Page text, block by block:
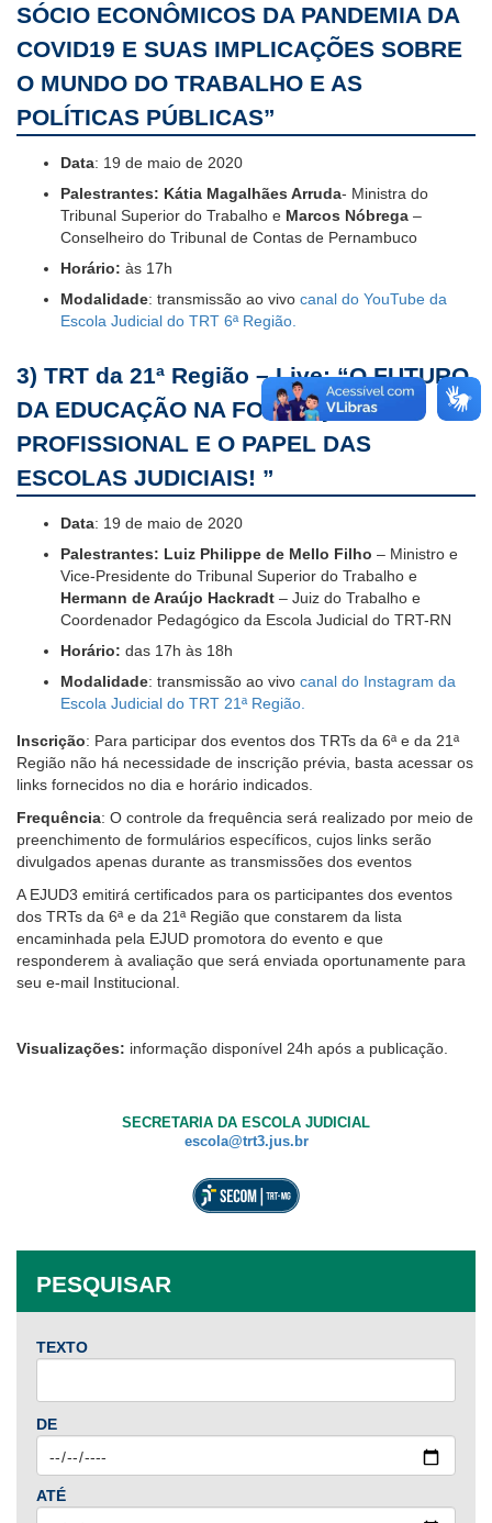
SÓCIO ECONÔMICOS DA PANDEMIA DA
COVID19 E SUAS IMPLICAÇÕES SOBRE
O MUNDO DO TRABALHO E AS
POLÍTICAS PÚBLICAS”
Data: 19 de maio de 2020
Palestrantes: Kátia Magalhães Arruda- Ministra do
Tribunal Superior do Trabalho e Marcos Nóbrega –
Conselheiro do Tribunal de Contas de Pernambuco
Horário: às 17h
Modalidade: transmissão ao vivo canal do YouTube da
Escola Judicial do TRT 6ª Região.
3) TRT da 21ª Região – Live:“O FUTURO
DA EDUCAÇÃO NA FORMAÇÃO
PROFISSIONAL E O PAPEL DAS
ESCOLAS JUDICIAIS! ”
Data: 19 de maio de 2020
Palestrantes: Luiz Philippe de Mello Filho – Ministro e
Vice-Presidente do Tribunal Superior do Trabalho e
Hermann de Araújo Hackradt – Juiz do Trabalho e
Coordenador Pedagógico da Escola Judicial do TRT-RN
Horário: das 17h às 18h
Modalidade: transmissão ao vivo canal do Instagram da
Escola Judicial do TRT 21ª Região.
Inscrição: Para participar dos eventos dos TRTs da 6ª e da 21ª
Região não há necessidade de inscrição prévia, basta acessar os
links fornecidos no dia e horário indicados.
Frequência: O controle da frequência será realizado por meio de
preenchimento de formulários específicos, cujos links serão
divulgados apenas durante as transmissões dos eventos
A EJUD3 emitirá certificados para os participantes dos eventos
dos TRTs da 6ª e da 21ª Região que constarem da lista
encaminhada pela EJUD promotora do evento e que
responderem à avaliação que será enviada oportunamente para
seu e-mail Institucional.
Visualizações: informação disponível 24h após a publicação.
SECRETARIA DA ESCOLA JUDICIAL
escola@trt3.jus.br
PESQUISAR
TEXTO
DE
ATÉ